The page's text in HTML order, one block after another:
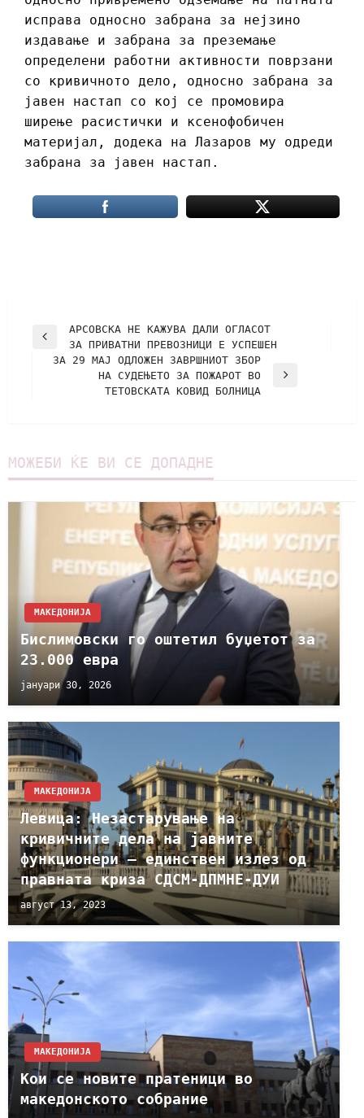
исправа односно забрана за нејзино
издавање и забрана за преземање
определени работни активности поврзани
со кривичното дело, односно забрана за
јавен настап со кој се промовира
ширење расистички и ксенофобичен
материјал, додека на Лазаров му одреди
забрана за јавен настап.
АРСОВСКА НЕ КАЖУВА ДАЛИ ОГЛАСОТ
ЗА ПРИВАТНИ ПРЕВОЗНИЦИ Е УСПЕШЕН
ЗА 29 МАЈ ОДЛОЖЕН ЗАВРШНИОТ ЗБОР
НА СУДЕЊЕТО ЗА ПОЖАРОТ ВО
ТЕТОВСКАТА КОВИД БОЛНИЦА
МОЖЕБИ ЌЕ ВИ СЕ ДОПАДНЕ
МАКЕДОНИЈА
Бислимовски го оштетил буџетот за
23.000 евра
јануари 30, 2026
МАКЕДОНИЈА
Левица: Незастарување на
кривичните дела на јавните
функционери – единствен излез од
правната криза СДСМ-ДПМНЕ-ДУИ
август 13, 2023
МАКЕДОНИЈА
Кои се новите пратеници во
македонското собрание